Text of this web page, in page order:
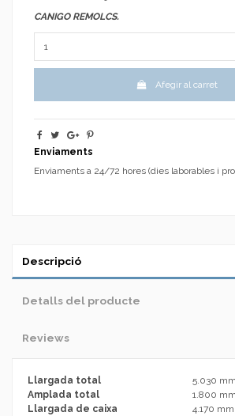
CANIGO REMOLCS.
Afegir al carret
Enviaments
Enviaments a 24/72 hores (dies laborables i
Descripció
Detalls del producte
Reviews
Llargada total
5.030
Amplada total
1.800
Llargada de caixa
4.170 mm.